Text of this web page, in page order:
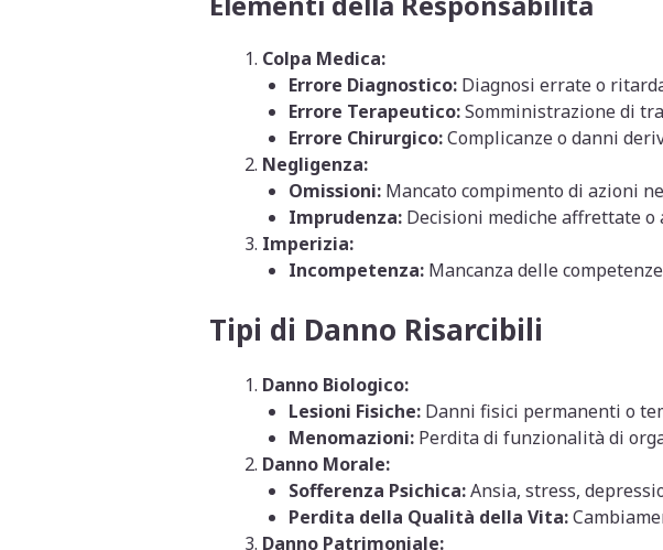
Colpa Medica:
Errore Diagnostico:Diagnosi errate o
Errore Terapeutico:Somministrazione di
Errore Chirurgico:Complicanze o danni
Negligenza:
Omissioni:Mancato compimento di azioni
Imprudenza:Decisioni mediche affrettate o
Imperizia:
Incompetenza:Mancanza delle
Tipi di Danno Risarcibili
Danno Biologico:
Lesioni Fisiche:Danni fisici permanenti o
Menomazioni:Perdita di funzionalità di
Danno Morale:
Sofferenza Psichica:Ansia, stress,
Perdita della Qualità della Vita:
Danno Patrimoniale: